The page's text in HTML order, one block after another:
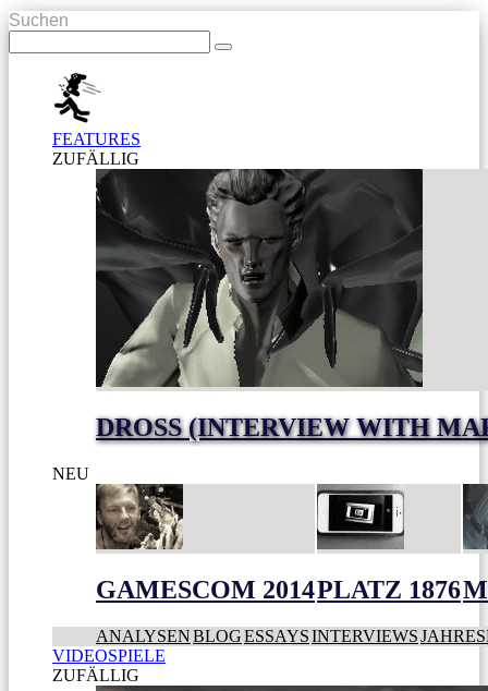
Suchen
FEATURES
ZUFÄLLIG
DROSS (INTERVIEW WITH
NEU
GAMESCOM 2014PLATZ 1876
ANALYSENBLOGESSAYSINTERVIEWS
VIDEOSPIELE
ZUFÄLLIG